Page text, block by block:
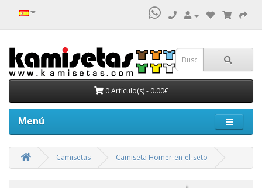
0 Artículo(s) - 0.00€
Menú
Camisetas Camiseta Homer-en-el-seto